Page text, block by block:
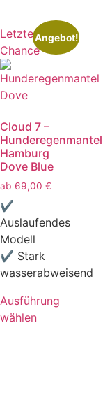
Letzte
Chance
Angebot!
Cloud 7 –
Hunderegenmantel
Hamburg
Dove Blue
ab 69,00 €
✔
Auslaufendes
Modell
✔ Stark
wasserabweisend
Ausführung
wählen